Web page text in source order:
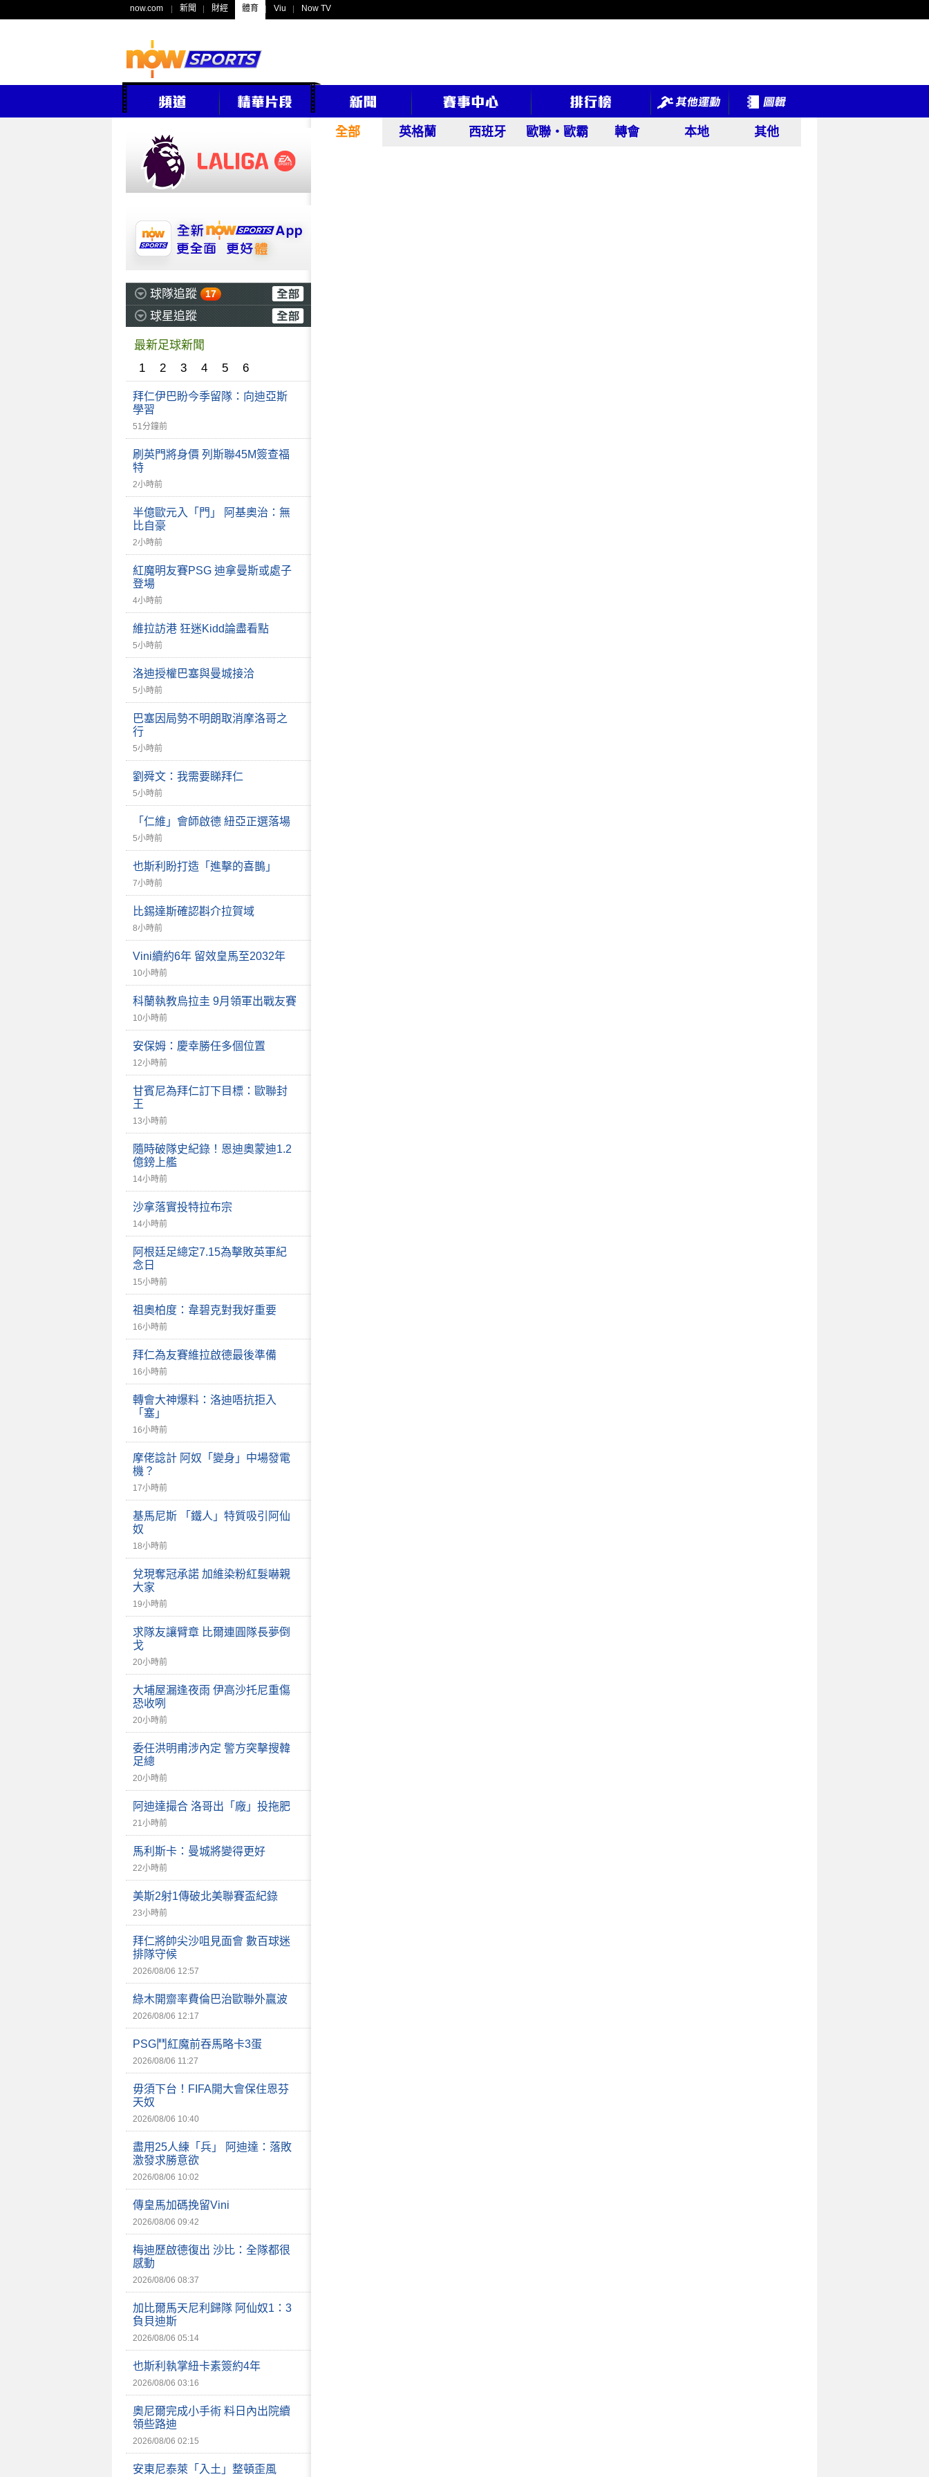
now.com 新聞 財經 體育 Viu Now TV
球隊追蹤 17
球星追蹤
最新足球新聞
1
2 3 4 5 6
拜仁伊巴盼今季留隊：向迪亞斯
學習
51分鐘前
刷英門將身價 列斯聯45M簽查福
特
2小時前
半億歐元入「門」 阿基奧治：無
比自豪
2小時前
紅魔明友賽PSG 迪拿曼斯或處子
登場
4小時前
維拉訪港 狂迷Kidd論盡看點
5小時前
洛迪授權巴塞與曼城接洽
5小時前
巴塞因局勢不明朗取消摩洛哥之
行
5小時前
劉舜文：我需要睇拜仁
5小時前
「仁維」會師啟德 紐亞正選落場
5小時前
也斯利盼打造「進擊的喜鵲」
7小時前
比錫達斯確認斟介拉賀域
8小時前
Vini續約6年 留效皇馬至2032年
10小時前
科蘭執教烏拉圭 9月領軍出戰友賽
10小時前
安保姆：慶幸勝任多個位置
12小時前
甘賓尼為拜仁訂下目標：歐聯封
王
13小時前
隨時破隊史紀錄！恩迪奧蒙迪1.2
億鎊上艦
14小時前
沙拿落實投特拉布宗
14小時前
阿根廷足總定7.15為擊敗英軍紀
念日
15小時前
祖奧柏度：韋碧克對我好重要
16小時前
拜仁為友賽維拉啟德最後準備
16小時前
轉會大神爆料：洛迪唔抗拒入
「塞」
16小時前
摩佬諗計 阿奴「變身」中場發電
機？
17小時前
基馬尼斯 「鐵人」特質吸引阿仙
奴
18小時前
兌現奪冠承諾 加維染粉紅髮嚇親
大家
19小時前
求隊友讓臂章 比爾連圓隊長夢倒
戈
20小時前
大埔屋漏逢夜雨 伊高沙托尼重傷
恐收咧
20小時前
委任洪明甫涉內定 警方突擊搜韓
足總
20小時前
阿迪達撮合 洛哥出「廠」投拖肥
21小時前
馬利斯卡：曼城將變得更好
22小時前
美斯2射1傳破北美聯賽盃紀錄
23小時前
拜仁將帥尖沙咀見面會 數百球迷
排隊守候
2026/08/06 12:57
綠木開齋率費倫巴治歐聯外贏波
2026/08/06 12:17
PSG鬥紅魔前吞馬略卡3蛋
2026/08/06 11:27
毋須下台！FIFA開大會保住恩芬
天奴
2026/08/06 10:40
盡用25人練「兵」 阿迪達：落敗
激發求勝意欲
2026/08/06 10:02
傳皇馬加碼挽留Vini
2026/08/06 09:42
梅迪歷啟德復出 沙比：全隊都很
感動
2026/08/06 08:37
加比爾馬天尼利歸隊 阿仙奴1：3
負貝迪斯
2026/08/06 05:14
也斯利執掌紐卡素簽約4年
2026/08/06 03:16
奧尼爾完成小手術 料日內出院續
領些路迪
2026/08/06 02:15
安東尼泰萊「入土」整頓歪風
全部 英格蘭 西班牙 歐聯‧歐霸 轉會 本地 其他